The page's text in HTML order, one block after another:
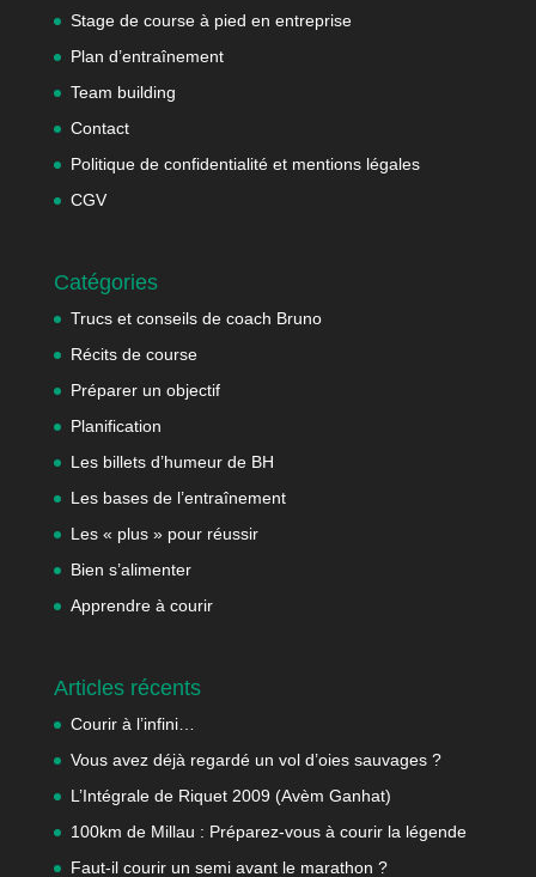
Stage de course à pied en entreprise
Plan d’entraînement
Team building
Contact
Politique de confidentialité et mentions légales
CGV
Catégories
Trucs et conseils de coach Bruno
Récits de course
Préparer un objectif
Planification
Les billets d’humeur de BH
Les bases de l’entraînement
Les « plus » pour réussir
Bien s’alimenter
Apprendre à courir
Articles récents
Courir à l’infini…
Vous avez déjà regardé un vol d’oies sauvages ?
L’Intégrale de Riquet 2009 (Avèm Ganhat)
100km de Millau : Préparez-vous à courir la légende
Faut-il courir un semi avant le marathon ?